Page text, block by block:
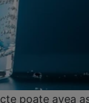
poate avea